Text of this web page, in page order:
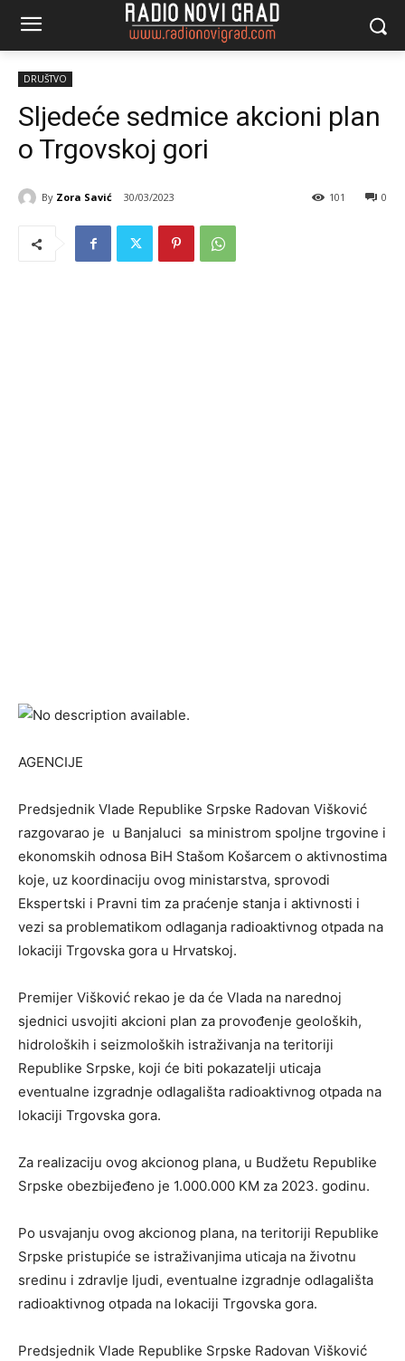
DRUŠTVO
Sljedeće sedmice akcioni plan
o Trgovskoj gori
By Zora Savić 30/03/2023 0
101
AGENCIJE
Predsjednik Vlade Republike Srpske Radovan Višković
razgovarao je u Banjaluci sa ministrom spoljne trgovine i
ekonomskih odnosa BiH Stašom Košarcem o aktivnostima
koje, uz koordinaciju ovog ministarstva, sprovodi
Ekspertski i Pravni tim za praćenje stanja i aktivnosti i
vezi sa problematikom odlaganja radioaktivnog otpada na
lokaciji Trgovska gora u Hrvatskoj.
Premijer Višković rekao je da će Vlada na narednoj
sjednici usvojiti akcioni plan za provođenje geoloških,
hidroloških i seizmoloških istraživanja na teritoriji
Republike Srpske, koji će biti pokazatelji uticaja
eventualne izgradnje odlagališta radioaktivnog otpada na
lokaciji Trgovska gora.
Za realizaciju ovog akcionog plana, u Budžetu Republike
Srpske obezbijeđeno je 1.000.000 KM za 2023. godinu.
Po usvajanju ovog akcionog plana, na teritoriji Republike
Srpske pristupiće se istraživanjima uticaja na životnu
sredinu i zdravlje ljudi, eventualne izgradnje odlagališta
radioaktivnog otpada na lokaciji Trgovska gora.
Predsjednik Vlade Republike Srpske Radovan Višković